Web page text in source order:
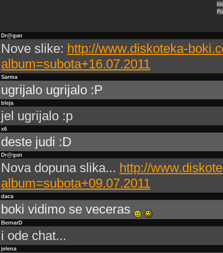
Dr@gan
Nove slike: http://www.diskoteka-
album=subota+16.07.2011
Sarma
ugrijalo ugrijalo :P
bleja
jel ugrijalo :p
x6
deste judi :D
Dr@gan
Nova dopuna slika... http://
album=subota+09.07.2011
daca
boki vidimo se veceras
BernarD
i ode chat...
jelena